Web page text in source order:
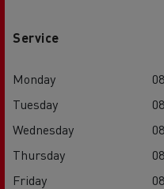
Service
Monday
Tuesday
Wednesday
Thursday
Friday